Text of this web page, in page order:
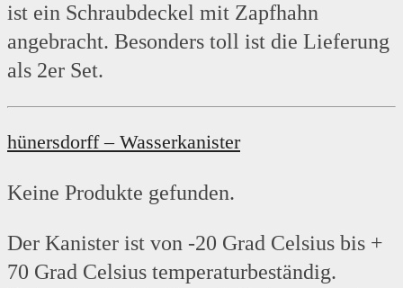
ist ein Schraubdeckel mit Zapfhahn
angebracht. Besonders toll ist die Lieferung
als 2er Set.
hünersdorff – Wasserkanister
Keine Produkte gefunden.
Der Kanister ist von -20 Grad Celsius bis +
70 Grad Celsius temperaturbeständig.